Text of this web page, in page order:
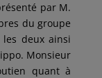
par M.
du groupe
deux ainsi
Monsieur
quant à